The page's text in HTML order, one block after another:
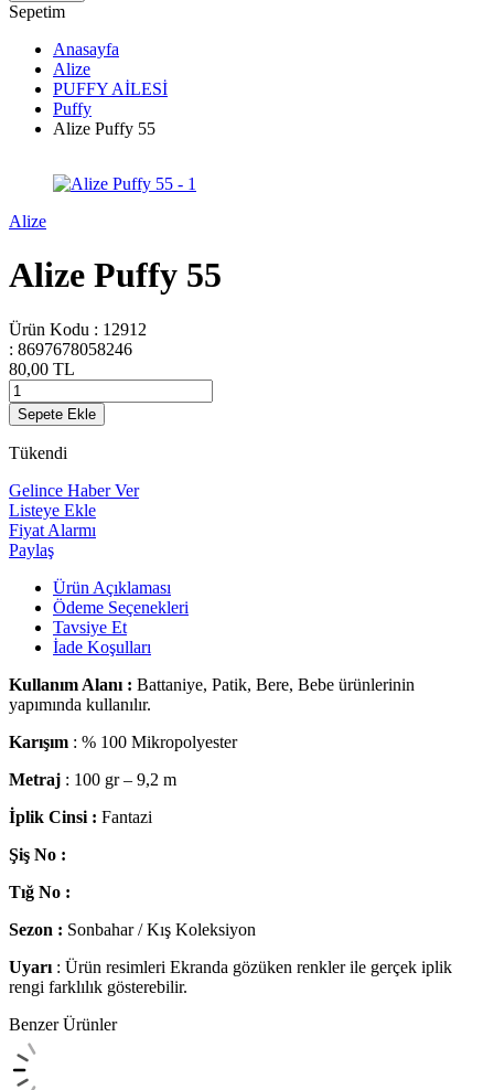
Sepetim
Anasayfa
Alize
PUFFY AİLESİ
Puffy
Alize Puffy 55
Alize
Alize Puffy 55
Ürün Kodu : 12912
: 8697678058246
80,00 TL
Sepete Ekle
Tükendi
Gelince Haber Ver
Listeye Ekle
Fiyat Alarmı
Paylaş
Ürün Açıklaması
Ödeme Seçenekleri
Tavsiye Et
İade Koşulları
Kullanım Alanı : Battaniye, Patik, Bere, Bebe ürünlerinin
yapımında kullanılır.
Karışım : % 100 Mikropolyester
Metraj : 100 gr – 9,2 m
İplik Cinsi : Fantazi
Şiş No :
Tığ No :
Sezon : Sonbahar / Kış Koleksiyon
Uyarı : Ürün resimleri Ekranda gözüken renkler ile gerçek iplik
rengi farklılık gösterebilir.
Benzer Ürünler